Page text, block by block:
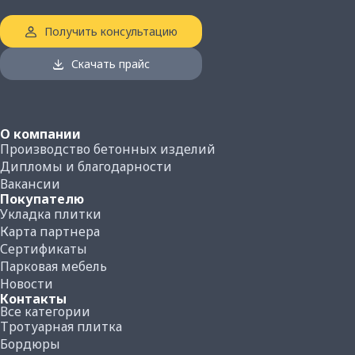
Количество плитки на поддоне, м²:
16.2
Вес поддона с плиткой, кг:
Получить консультацию
Скачать прайс
О компании
Производство бетонных изделий
Дипломы и благодарности
Вакансии
Покупателю
Укладка плитки
Карта партнера
Сертификаты
Парковая мебель
Новости
Контакты
Все категории
Тротуарная плитка
Бордюры